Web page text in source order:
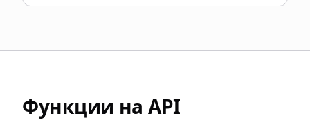
Функции на API